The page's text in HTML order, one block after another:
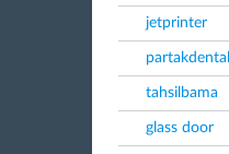
jetprinter
partakdental
tahsilbama
glass door